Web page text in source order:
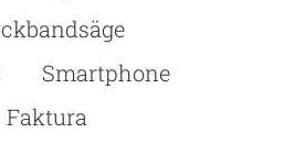
Smartphone
Faktura